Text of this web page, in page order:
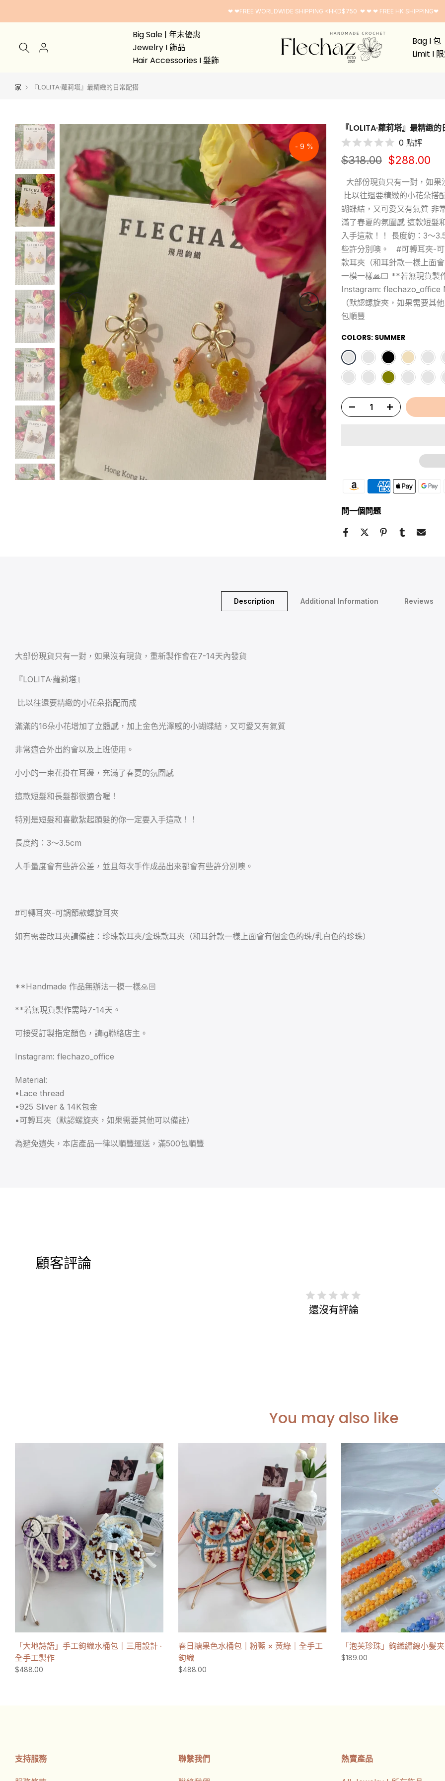
至
❤ ❤FREE WORLDWIDE SHIPPING <HKD$750 ❤ ❤ ❤ FREE HK SHIPPING❤
Big Sale | 年末優惠
Jewelry I 飾品
Hair Accessories I 髮飾
Bag I 包
Limit I
家 『LOLITA·蘿莉塔』最精緻的日常配搭
- 9 %
『LOLITA·蘿莉塔』最精緻
0 點評
$318.00 $288.00
大部份現貨只有一對，如
比以往還要精緻的小花朵搭
蝴蝶結，又可愛又有氣質 非
滿了春夏的氛圍感 這款短髮
入手這款！！ 長度約：3～
些許分別噢。 #可轉耳夾-可
款耳夾（和耳針款一樣上面
一模一樣🙏🏻 **若無現貨製
Instagram: flechazo_office
（默認螺旋夾，如果需要其
包順豐
COLORS: SUMMER
問一個問題
Description Additional Information Reviews
大部份現貨只有一對，如果沒有現貨，重新製作會在7-14天內發貨
『LOLITA·蘿莉塔』
比以往還要精緻的小花朵搭配而成
滿滿的16朵小花增加了立體感，加上金色光澤感的小蝴蝶結，又可愛又有氣質
非常適合外出約會以及上班使用。
小小的一束花掛在耳邊，充滿了春夏的氛圍感
這款短髮和長髮都很適合喔！
特別是短髮和喜歡紮起頭髮的你一定要入手這款！！
長度約：3～3.5cm
人手量度會有些許公差，並且每次手作成品出來都會有些許分別噢。
#可轉耳夾-可調節款螺旋耳夾
如有需要改耳夾請備註：珍珠款耳夾/金珠款耳夾（和耳針款一樣上面會有個金色的珠/乳白色的珍珠）
**Handmade 作品無辦法一模一樣🙏🏻
**若無現貨製作需時7-14天。
可接受訂製指定顏色，請ig聯絡店主。
Instagram: flechazo_office
Material:
•Lace thread
•925 Sliver & 14K包金
•可轉耳夾（默認螺旋夾，如果需要其他可以備註）
為避免遺失，本店產品一律以順豐運送，滿500包順豐
顧客評論
還沒有評論
You may also like
「大地詩語」手工鉤織水桶包｜三用設計 ·
全手工製作
$488.00
春日糖果色水桶包｜粉藍 × 黃綠｜全手工
鉤織
$488.00
「泡芙珍珠」鉤織繡線小髪
$189.00
支持服務 聯繫我們 熱賣產品